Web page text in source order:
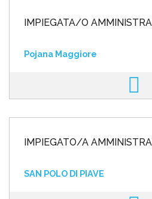
IMPIEGATA/O
Pojana Maggiore
IMPIEGATO/A
SAN POLO DI PIAVE